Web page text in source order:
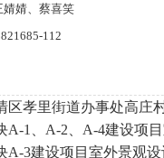
婧婧、蔡喜笑
112
区孝里街道办事处高庄
A-1、A-2、A-4建设项
A-3建设项目室外景观